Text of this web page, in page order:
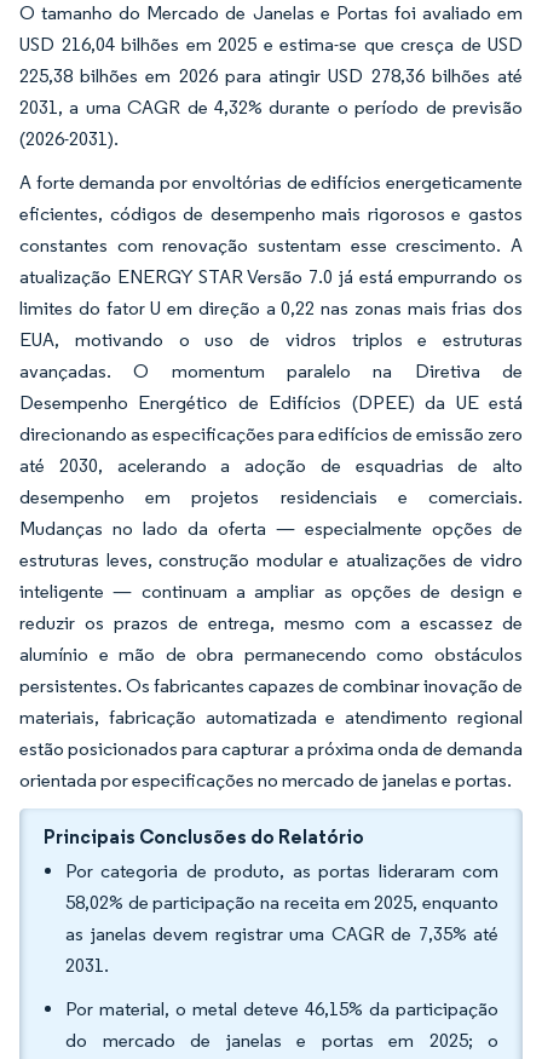
O tamanho do Mercado de Janelas e Portas foi avaliado em
USD 216,04 bilhões em 2025 e estima-se que cresça de USD
225,38 bilhões em 2026 para atingir USD 278,36 bilhões até
2031, a uma CAGR de 4,32% durante o período de previsão
(2026-2031).
A forte demanda por envoltórias de edifícios energeticamente
eficientes, códigos de desempenho mais rigorosos e gastos
constantes com renovação sustentam esse crescimento. A
atualização ENERGY STAR Versão 7.0 já está empurrando os
limites do fator U em direção a 0,22 nas zonas mais frias dos
EUA, motivando o uso de vidros triplos e estruturas
avançadas. O momentum paralelo na Diretiva de
Desempenho Energético de Edifícios (DPEE) da UE está
direcionando as especificações para edifícios de emissão zero
até 2030, acelerando a adoção de esquadrias de alto
desempenho em projetos residenciais e comerciais.
Mudanças no lado da oferta — especialmente opções de
estruturas leves, construção modular e atualizações de vidro
inteligente — continuam a ampliar as opções de design e
reduzir os prazos de entrega, mesmo com a escassez de
alumínio e mão de obra permanecendo como obstáculos
persistentes. Os fabricantes capazes de combinar inovação de
materiais, fabricação automatizada e atendimento regional
estão posicionados para capturar a próxima onda de demanda
orientada por especificações no mercado de janelas e portas.
Principais Conclusões do Relatório
Por categoria de produto, as portas lideraram com
58,02% de participação na receita em 2025, enquanto
as janelas devem registrar uma CAGR de 7,35% até
2031.
Por material, o metal deteve 46,15% da participação
do mercado de janelas e portas em 2025; o